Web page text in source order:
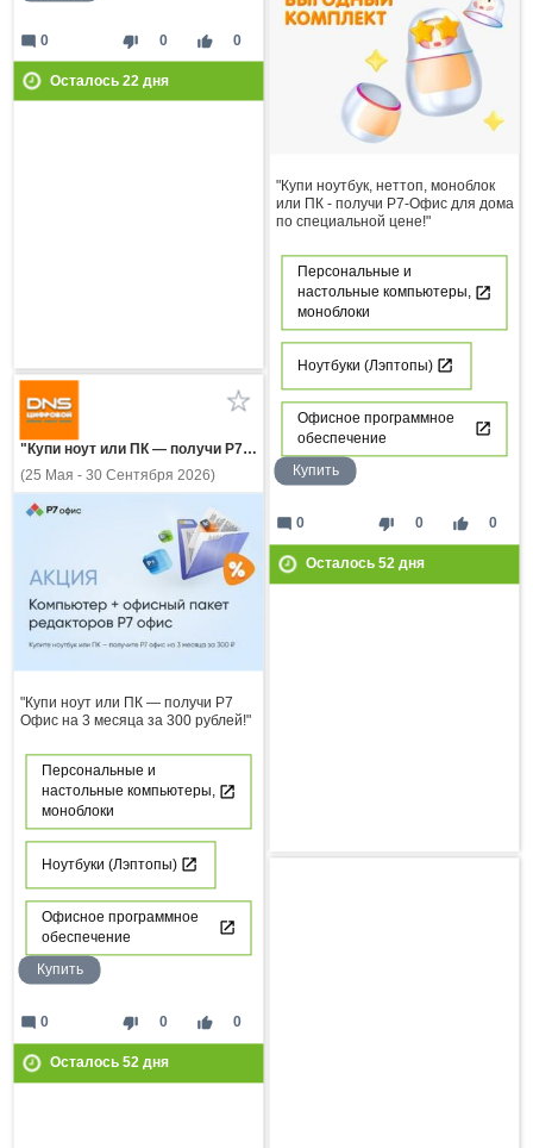
thumb_down 0 thumb_up 0
mode_comment 0
Осталось 22 дня
"Купи ноутбук, неттоп, моноблок
или ПК - получи Р7-Офис для дома
по специальной цене!"
Персональные и
настольные компьютеры,
моноблоки
Ноутбуки (Лэптопы)
Офисное программное
обеспечение
Купить
thumb_down 0 thumb_up 0
mode_comment 0
Осталось 52дня
"Купи ноут или ПК — получи Р7 Офис на 3 месяца за 300 рублей!"
(25 Мая - 30 Сентября 2026)
"Купи ноут или ПК — получи Р7
Офис на 3 месяца за 300 рублей!"
Персональные и
настольные компьютеры,
моноблоки
Ноутбуки (Лэптопы)
Офисное программное
обеспечение
Купить
thumb_down 0 thumb_up 0
mode_comment 0
Осталось 52дня